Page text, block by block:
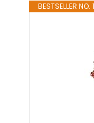
BESTSELLER NO.